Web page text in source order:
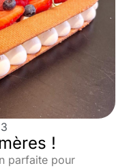
!
parfaite pour